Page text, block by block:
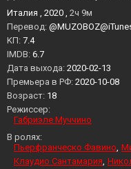
Италия , 2020 , 2ч 9м
Перевод:
KП: 7.4
IMDB: 6.7
Дата выхода: 2020-02-13
Премьера в РФ: 2020-10-08
Возраст: 18
Режиссер:
Габриэле Муччино
В ролях:
Пьерфранческо Фавино
Клаудио Сантамария